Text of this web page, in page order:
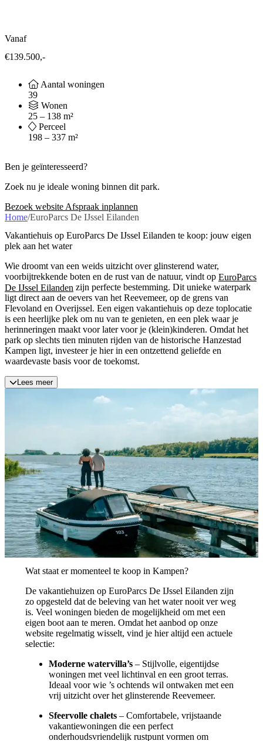
Vanaf
€139.500,-
Aantal woningen
39
Wonen
25 – 138 m²
Perceel
198 – 337 m²
Ben je geïnteresseerd?
Zoek nu je ideale woning binnen dit park.
Bezoek website Afspraak inplannen
Home/EuroParcs De IJssel Eilanden
Vakantiehuis op EuroParcs De IJssel Eilanden te koop: jouw eigen
plek aan het water
Wie droomt van een weids uitzicht over glinsterend water,
voorbijtrekkende boten en de rust van de natuur, vindt op EuroParcs
De IJssel Eilanden zijn perfecte bestemming. Dit unieke waterpark
ligt direct aan de oevers van het Reevemeer, op de grens van
Flevoland en Overijssel. Een eigen vakantiehuis op deze toplocatie
is een heerlijke plek om nu van te genieten, en een plek waar je
herinneringen maakt voor later voor je (klein)kinderen. Omdat het
park op slechts tien minuten rijden van de historische Hanzestad
Kampen ligt, investeer je hier in een ontzettend geliefde en
waardevaste basis voor de toekomst.
Lees meer
Wat staat er momenteel te koop in Kampen?
De vakantiehuizen op EuroParcs De IJssel Eilanden zijn
zo opgesteld dat de beleving van het water nooit ver weg
is. Veel woningen bieden de mogelijkheid om met een
eigen boot aan te meren. Omdat het aanbod op onze
website regelmatig wisselt, vind je hier altijd een actuele
selectie:
Moderne watervilla’s– Stijlvolle, eigentijdse
woningen met veel lichtinval en een groot terras.
Ideaal voor wie ’s ochtends wil ontwaken met een
vrij uitzicht over het glinsterende Reevemeer.
Sfeervolle chalets– Comfortabele, vrijstaande
vakantiewoningen die een perfect
onderhoudsvriendelijk rustpunt vormen om